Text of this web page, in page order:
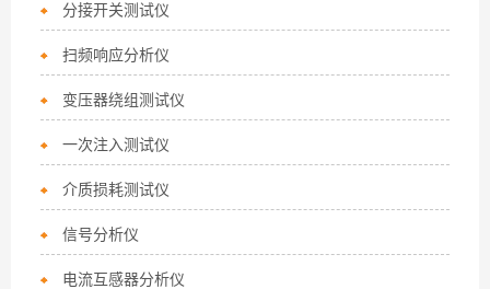
分接开关测试仪
扫频响应分析仪
变压器绕组测试仪
一次注入测试仪
介质损耗测试仪
信号分析仪
电流互感器分析仪